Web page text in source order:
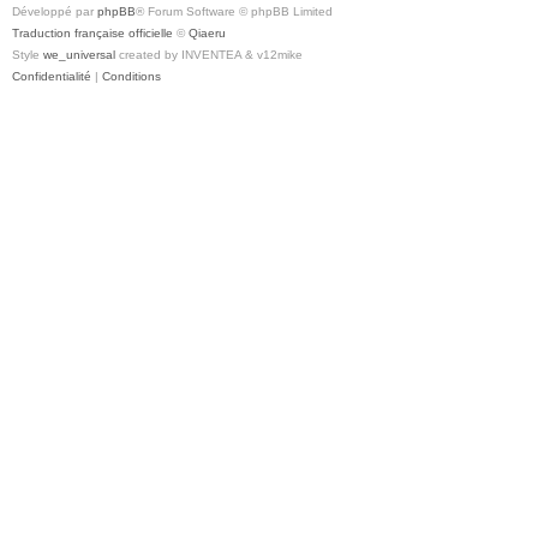
Développé par phpBB® Forum Software © phpBB Limited
Traduction française officielle © Qiaeru
Style we_universal created by INVENTEA & v12mike
Confidentialité | Conditions